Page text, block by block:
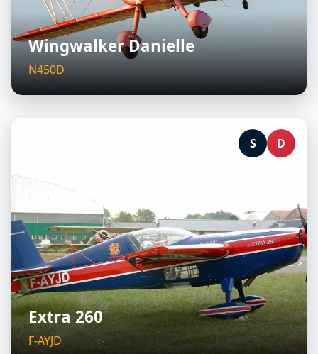
Wingwalker Danielle
N450D
S D
Extra 260
F-AYJD